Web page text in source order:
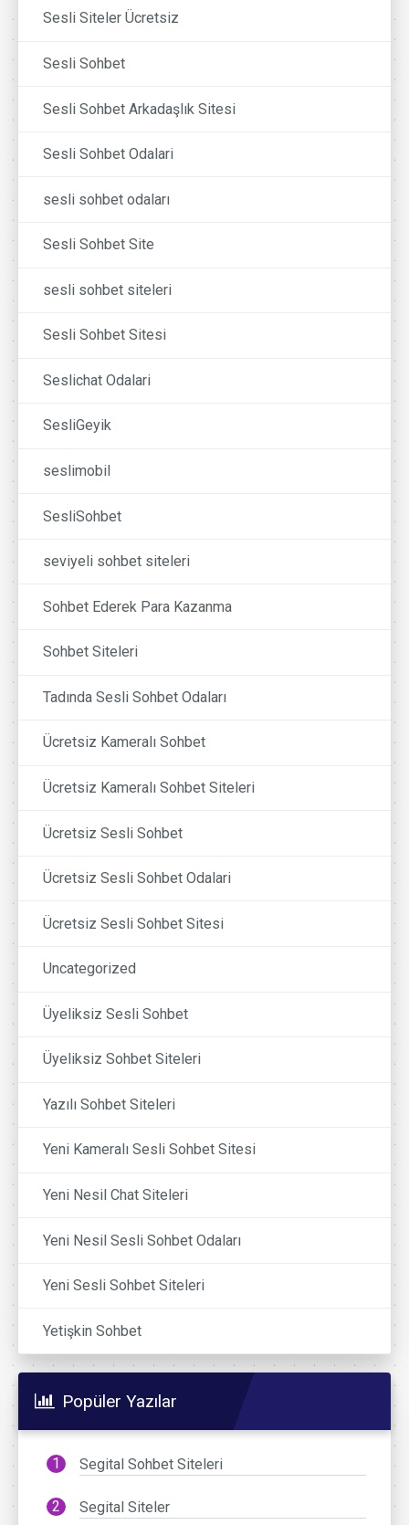
Sesli Siteler Ücretsiz
Sesli Sohbet
Sesli Sohbet Arkadaşlık Sitesi
Sesli Sohbet Odalari
sesli sohbet odaları
Sesli Sohbet Site
sesli sohbet siteleri
Sesli Sohbet Sitesi
Seslichat Odalari
SesliGeyik
seslimobil
SesliSohbet
seviyeli sohbet siteleri
Sohbet Ederek Para Kazanma
Sohbet Siteleri
Tadında Sesli Sohbet Odaları
Ücretsiz Kameralı Sohbet
Ücretsiz Kameralı Sohbet Siteleri
Ücretsiz Sesli Sohbet
Ücretsiz Sesli Sohbet Odalari
Ücretsiz Sesli Sohbet Sitesi
Uncategorized
Üyeliksiz Sesli Sohbet
Üyeliksiz Sohbet Siteleri
Yazılı Sohbet Siteleri
Yeni Kameralı Sesli Sohbet Sitesi
Yeni Nesil Chat Siteleri
Yeni Nesil Sesli Sohbet Odaları
Yeni Sesli Sohbet Siteleri
Yetişkin Sohbet
Popüler Yazılar
Segital Sohbet Siteleri
Segital Siteler